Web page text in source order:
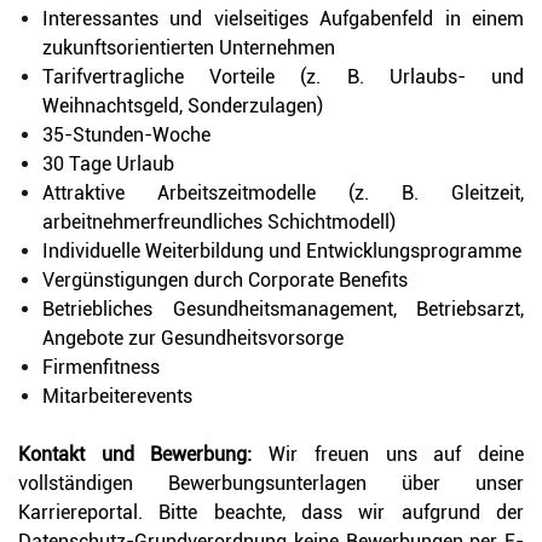
Interessantes und vielseitiges Aufgabenfeld in einem
zukunftsorientierten Unternehmen
Tarifvertragliche Vorteile (z. B. Urlaubs- und
Weihnachtsgeld, Sonderzulagen)
35-Stunden-Woche
30 Tage Urlaub
Attraktive Arbeitszeitmodelle (z. B. Gleitzeit,
arbeitnehmerfreundliches Schichtmodell)
Individuelle Weiterbildung und Entwicklungsprogramme
Vergünstigungen durch Corporate Benefits
Betriebliches Gesundheitsmanagement, Betriebsarzt,
Angebote zur Gesundheitsvorsorge
Firmenfitness
Mitarbeiterevents
Kontakt und Bewerbung: Wir freuen uns auf deine
vollständigen Bewerbungsunterlagen über unser
Karriereportal. Bitte beachte, dass wir aufgrund der